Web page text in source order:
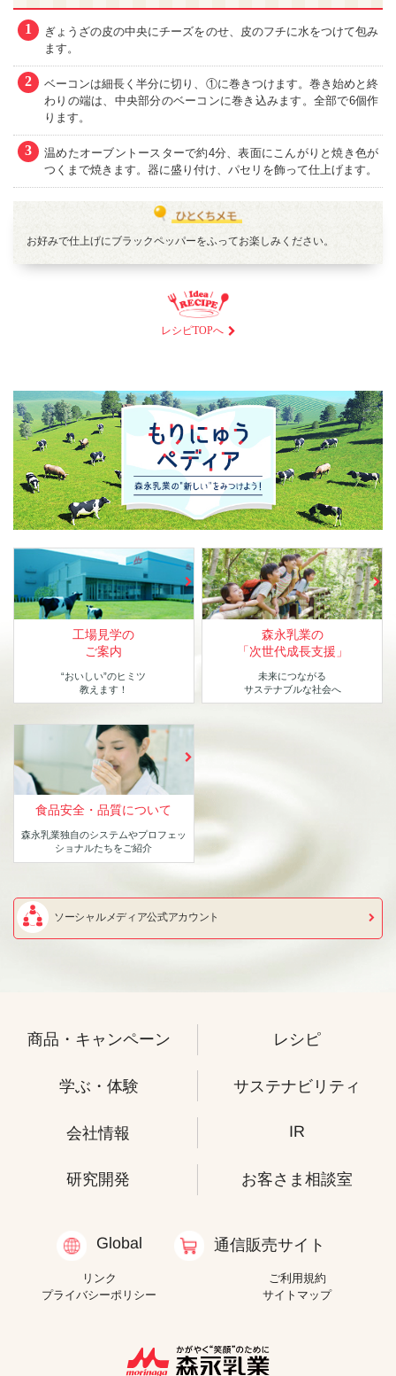
1
ぎょうざの皮の中央にチーズをのせ、皮のフチに水をつけて包み
ます。
2
ベーコンは細長く半分に切り、①に巻きつけます。巻き始めと終
わりの端は、中央部分のベーコンに巻き込みます。全部で6個作
ります。
3
温めたオーブントースターで約4分、表面にこんがりと焼き色が
つくまで焼きます。器に盛り付け、パセリを飾って仕上げます。
お好みで仕上げにブラックペッパーをふってお楽しみください。
レシピTOPへ
工場見学の
ご案内
“おいしい”のヒミツ
教えます！
森永乳業の
「次世代成長支援」
未来につながる
サステナブルな社会へ
食品安全・品質について
森永乳業独自のシステムやプロフェッ
ショナルたちをご紹介
ソーシャルメディア公式アカウント
商品・キャンペーン レシピ
学ぶ・体験 サステナビリティ
会社情報 IR
研究開発 お客さま相談室
Global 通信販売サイト
リンク
ご利用規約
プライバシーポリシー
サイトマップ